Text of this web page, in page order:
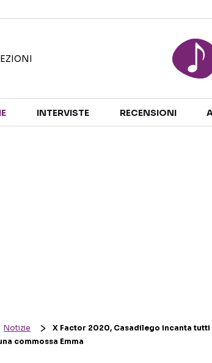
INTERVISTE RECENSIONI
Notizie
X Factor 2020, Casadilego incanta
commossa Emma